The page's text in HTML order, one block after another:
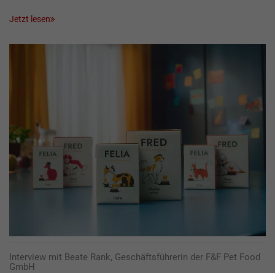
Jetzt lesen
Interview mit Beate Rank, Geschäftsführerin der F&F Pet Food
GmbH